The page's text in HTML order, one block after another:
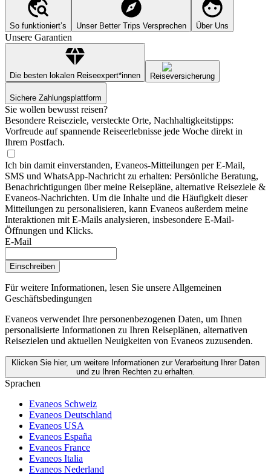
So funktioniert’s Unser Better Trips Versprechen Über Uns
Unsere Garantien
Die besten lokalen Reiseexpert*innen Reiseversicherung
Sichere Zahlungsplattform
Sie wollen bewusst reisen?
Besondere Reiseziele, versteckte Orte, Nachhaltigkeitstipps:
Vorfreude auf spannende Reiseerlebnisse jede Woche direkt in
Ihrem Postfach.
Ich bin damit einverstanden, Evaneos-Mitteilungen per E-Mail,
SMS und WhatsApp-Nachricht zu erhalten: Persönliche Beratung,
Benachrichtigungen über meine Reisepläne, alternative Reiseziele &
Evaneos-Nachrichten. Um die Inhalte und die Häufigkeit dieser
Mitteilungen zu personalisieren, kann Evaneos außerdem meine
Interaktionen mit E-Mails analysieren, insbesondere E-Mail-
Öffnungen und Klicks.
E-Mail
Einschreiben
Für weitere Informationen, lesen Sie unsere Allgemeinen
Geschäftsbedingungen
Evaneos verwendet Ihre personenbezogenen Daten, um Ihnen
personalisierte Informationen zu Ihren Reiseplänen, alternativen
Reisezielen und aktuellen Neuigkeiten von Evaneos zuzusenden.
Klicken Sie hier, um weitere Informationen zur Verarbeitung Ihrer Daten
und zu Ihren Rechten zu erhalten.
Sprachen
Evaneos Schweiz
Evaneos Deutschland
Evaneos USA
Evaneos España
Evaneos France
Evaneos Italia
Evaneos Nederland